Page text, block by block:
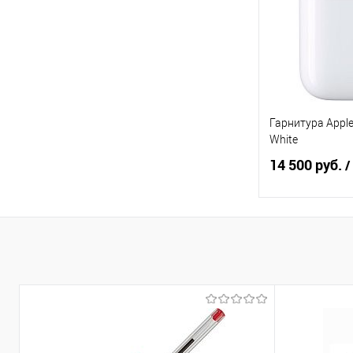
Гарнитура
White
14 500 руб. /